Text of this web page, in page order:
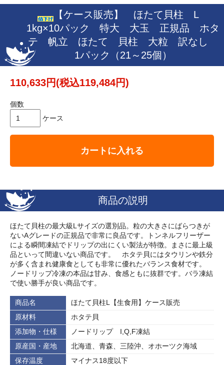
【ケース販売】 ほたて貝柱 L
1kg×10パック 特大 大玉 正規品 ホタ
テ 帆立 ほたて 貝柱 大粒 訳なし
1パック（21～25個）
110,633円(税込119,484円)
個数
ケース
カートに入れる
商品の説明
ほたて貝柱の最大級Lサイズの選別品。粒の大きさにばらつきが
ないAグレードの正規品で非常に良品です。トンネルフリーザー
による瞬間凍結でドリップの出にくい製法が特徴。まさに最上級
品といって間違いない商品です。 ホタテ貝にはタウリンや鉄分
が多く含まれ健康食としても非常に優れたバランス食材です。
ノードリップ冷凍の本品は甘み、食感ともに抜群です。バラ凍結
で使い勝手が良い商品です。
商品名
ほたて貝柱L【生食用】ケース販売
原材料
ホタテ貝
添加物・仕様
ノードリップ I,Q,F凍結
原産国・産地
北海道、青森、三陸沖、オホーツク海域
保存温度
マイナス18度以下